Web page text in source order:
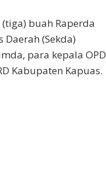
buah Raperda
(Sekda)
para kepala OPD
Kabupaten Kapuas.